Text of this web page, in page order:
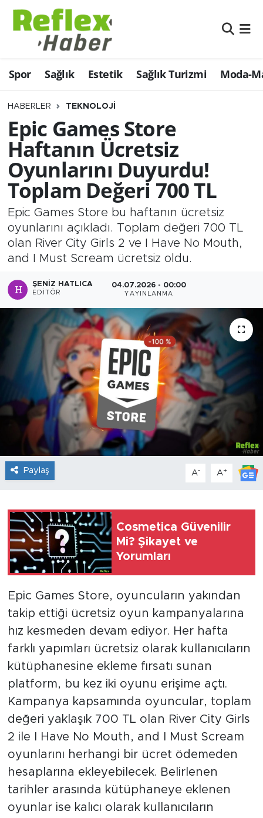
Spor Sağlık Estetik Sağlık Turizmi Moda-
HABERLER TEKNOLOJI
Epic Games Store
Haftanın Ücretsiz
Oyunlarını Duyurdu!
Toplam Değeri 700 TL
Epic Games Store bu haftanın ücretsiz
oyunlarını açıkladı. Toplam değeri 700 TL
olan River City Girls 2 ve I Have No Mouth,
and I Must Scream ücretsiz oldu.
ŞENIZ HATLICA
EDITÖR
04.07.2026 - 00:00
YAYINLANMA
Paylaş A- A+
Cosmetica Güvenilir
Mi? Şikayet ve
Yorumları
Epic Games Store, oyuncuların yakından
takip ettiği ücretsiz oyun kampanyalarına
hız kesmeden devam ediyor. Her hafta
farklı yapımları ücretsiz olarak kullanıcıların
kütüphanesine ekleme fırsatı sunan
platform, bu kez iki oyunu erişime açtı.
Kampanya kapsamında oyuncular, toplam
değeri yaklaşık 700 TL olan River City Girls
2 ile I Have No Mouth, and I Must Scream
oyunlarını herhangi bir ücret ödemeden
hesaplarına ekleyebilecek. Belirlenen
tarihler arasında kütüphaneye eklenen
oyunlar ise kalıcı olarak kullanıcıların
Eğitim
Estetik
Firmalardan
Güncel
İş ve Ekonomi
Moda-Magazin-Eğlence
Sağlık
Sağlık Turizmi
Sanat
Spor
Teknoloji
Nöbetçi Eczaneler
Hava Durumu
Namaz Vakitleri
Trafik Durumu
Şampiyonlar Ligi Puan Durumu ve Fikstür
Tüm Manşetler
Son Dakika Haberleri
Haber Arşivi